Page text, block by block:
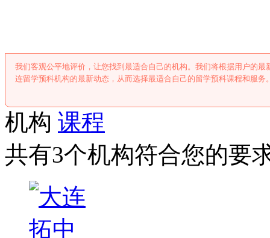
我们客观公平地评价，让您找到最适合自己的机构。我们将根据用户的
连留学预科机构的最新动态，从而选择最适合自己的留学预科课程和服务
机构 课程
共有3个机构符合您的要